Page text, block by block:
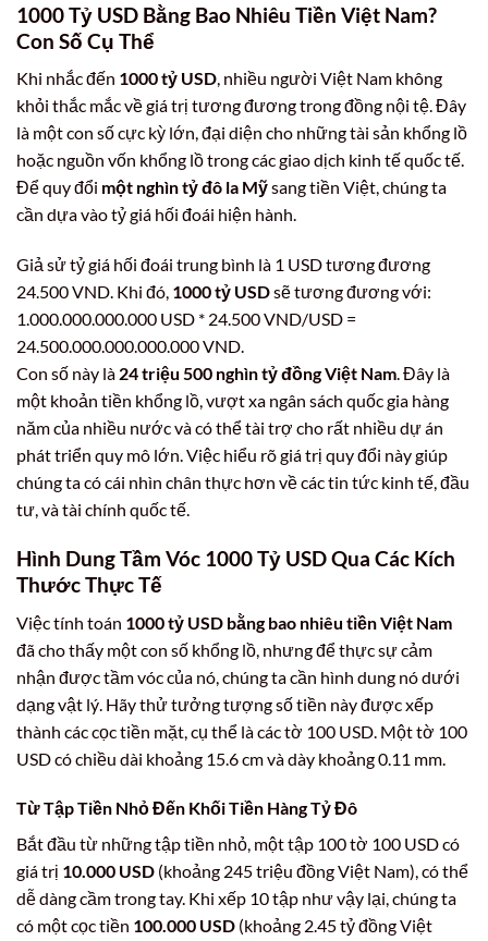
1000 Tỷ USD Bằng Bao Nhiêu Tiền Việt Nam?
Con Số Cụ Thể
Khi nhắc đến 1000 tỷ USD, nhiều người Việt Nam không
khỏi thắc mắc về giá trị tương đương trong đồng nội tệ. Đây
là một con số cực kỳ lớn, đại diện cho những tài sản khổng lồ
hoặc nguồn vốn khổng lồ trong các giao dịch kinh tế quốc tế.
Để quy đổi một nghìn tỷ đô la Mỹsang tiền Việt, chúng ta
cần dựa vào tỷ giá hối đoái hiện hành.
Giả sử tỷ giá hối đoái trung bình là 1 USD tương đương
24.500 VND. Khi đó, 1000 tỷ USDsẽ tương đương với:
1.000.000.000.000 USD * 24.500 VND/USD =
24.500.000.000.000.000 VND.
Con số này là 24 triệu 500 nghìn tỷ đồng Việt Nam. Đây là
một khoản tiền khổng lồ, vượt xa ngân sách quốc gia hàng
năm của nhiều nước và có thể tài trợ cho rất nhiều dự án
phát triển quy mô lớn. Việc hiểu rõ giá trị quy đổi này giúp
chúng ta có cái nhìn chân thực hơn về các tin tức kinh tế, đầu
tư, và tài chính quốc tế.
Hình Dung Tầm Vóc 1000 Tỷ USDQua Các Kích
Thước Thực Tế
Việc tính toán 1000 tỷ USD bằng bao nhiêu tiền Việt Nam
đã cho thấy một con số khổng lồ, nhưng để thực sự cảm
nhận được tầm vóc của nó, chúng ta cần hình dung nó dưới
dạng vật lý. Hãy thử tưởng tượng số tiền này được xếp
thành các cọc tiền mặt, cụ thể là các tờ 100 USD. Một tờ 100
USD có chiều dài khoảng 15.6 cm và dày khoảng 0.11 mm.
Từ Tập Tiền Nhỏ Đến Khối Tiền Hàng Tỷ Đô
Bắt đầu từ những tập tiền nhỏ, một tập 100 tờ 100 USD có
giá trị 10.000 USD (khoảng 245 triệu đồng Việt Nam), có thể
dễ dàng cầm trong tay. Khi xếp 10 tập như vậy lại, chúng ta
có một cọc tiền 100.000 USD (khoảng 2.45 tỷ đồng Việt